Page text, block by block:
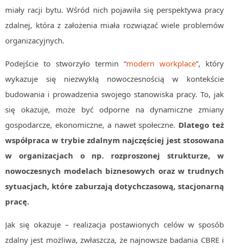
miały racji bytu. Wśród nich pojawiła się perspektywa pracy
zdalnej, która z założenia miała rozwiązać wiele problemów
organizacyjnych.
Podejście to stworzyło termin “modern workplace”, który
wykazuje się niezwykłą nowoczesnością w kontekście
budowania i prowadzenia swojego stanowiska pracy. To, jak
się okazuje, może być odporne na dynamiczne zmiany
gospodarcze, ekonomiczne, a nawet społeczne. Dlatego też
współpraca w trybie zdalnym najczęściej jest stosowana
w organizacjach o np. rozproszonej strukturze, w
nowoczesnych modelach biznesowych oraz w trudnych
sytuacjach, które zaburzają dotychczasową, stacjonarną
pracę.
Jak się okazuje – realizacja postawionych celów w sposób
zdalny jest możliwa, zwłaszcza, że najnowsze badania CBRE i